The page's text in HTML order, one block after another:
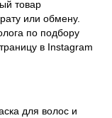
товар
или обмену.
по подбору
в Instagram
для волос и